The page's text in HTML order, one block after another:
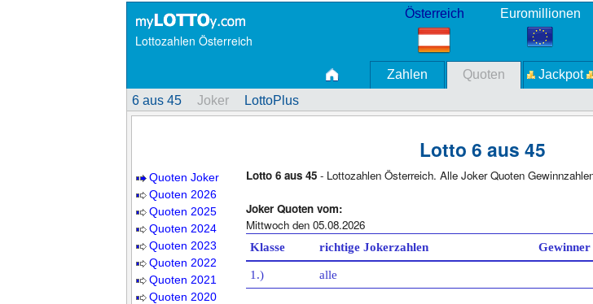
Lottozahlen Österreich
Österreich Euromillionen
Zahlen Quoten Jackpot
6 aus 45
Joker LottoPlus
Quoten Joker
Quoten 2026
Quoten 2025
Quoten 2024
Quoten 2023
Quoten 2022
Quoten 2021
Quoten 2020
Lotto 6 aus 45
Lotto 6 aus 45 - Lottozahlen Österreich. Alle Joker Quoten
Joker Quoten vom:
Mittwoch den 05.08.2026
Klasse richtige Jokerzahlen
1.) alle